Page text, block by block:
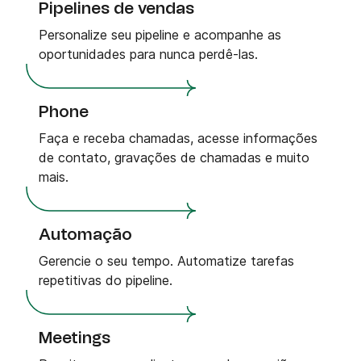
Pipelines de vendas
Personalize seu pipeline e acompanhe as
oportunidades para nunca perdê-las.
Phone
Faça e receba chamadas, acesse informações
de contato, gravações de chamadas e muito
mais.
Automação
Gerencie o seu tempo. Automatize tarefas
repetitivas do pipeline.
Meetings